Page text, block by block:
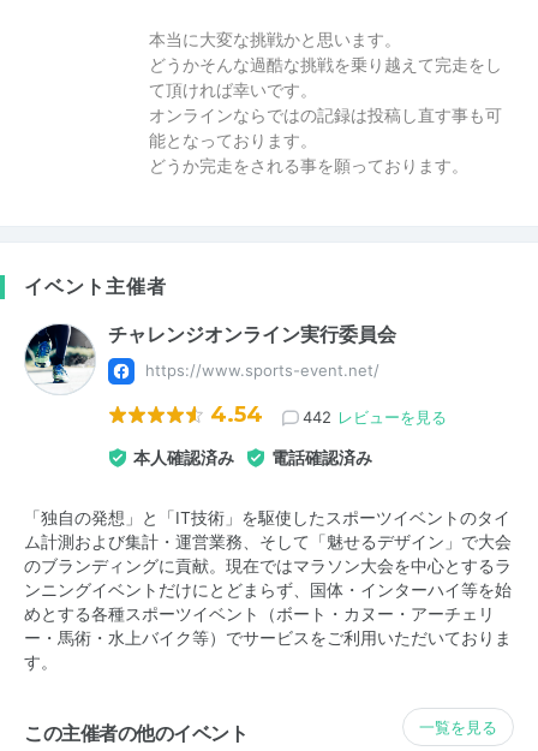
本当に大変な挑戦かと思います。
どうかそんな過酷な挑戦を乗り越えて完走をし
て頂ければ幸いです。
オンラインならではの記録は投稿し直す事も可
能となっております。
どうか完走をされる事を願っております。
イベント主催者
チャレンジオンライン実行委員会
https://www.sports-event.net/
4.54 442 レビューを見る
本人確認済み 電話確認済み
「独自の発想」と「IT技術」を駆使したスポーツイベントのタイ
ム計測および集計・運営業務、そして「魅せるデザイン」で大会
のブランディングに貢献。現在ではマラソン大会を中心とするラ
ンニングイベントだけにとどまらず、国体・インターハイ等を始
めとする各種スポーツイベント（ボート・カヌー・アーチェリ
ー・馬術・水上バイク等）でサービスをご利用いただいておりま
す。
この主催者の他のイベント 一覧を見る